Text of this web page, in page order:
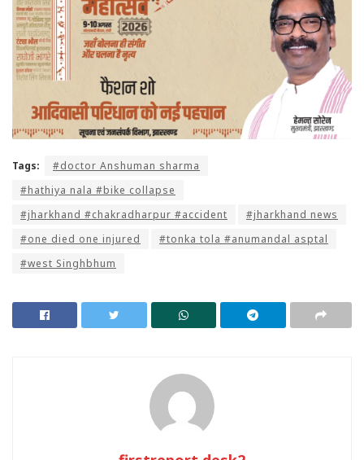
Tags:
#doctor Anshuman sharma
#hathiya nala #bike collapse
#jharkhand #chakradharpur #accident
#jharkhand news
#one died one injured
#tonka tola #anumandal asptal
#west Singhbhum